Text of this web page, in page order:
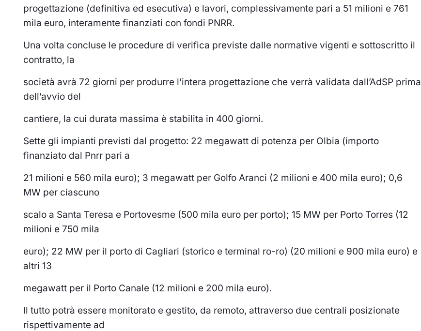
progettazione (definitiva ed esecutiva) e lavori, complessivamente pari a 51 milioni e 761
mila euro, interamente finanziati con fondi PNRR.
Una volta concluse le procedure di verifica previste dalle normative vigenti e sottoscritto il
contratto, la
società avrà 72 giorni per produrre l’intera progettazione che verrà validata dall’AdSP prima
dell’avvio del
cantiere, la cui durata massima è stabilita in 400 giorni.
Sette gli impianti previsti dal progetto: 22 megawatt di potenza per Olbia (importo
finanziato dal Pnrr pari a
21 milioni e 560 mila euro); 3 megawatt per Golfo Aranci (2 milioni e 400 mila euro); 0,6
MW per ciascuno
scalo a Santa Teresa e Portovesme (500 mila euro per porto); 15 MW per Porto Torres (12
milioni e 750 mila
euro); 22 MW per il porto di Cagliari (storico e terminal ro-ro) (20 milioni e 900 mila euro) e
altri 13
megawatt per il Porto Canale (12 milioni e 200 mila euro).
Il tutto potrà essere monitorato e gestito, da remoto, attraverso due centrali posizionate
rispettivamente ad